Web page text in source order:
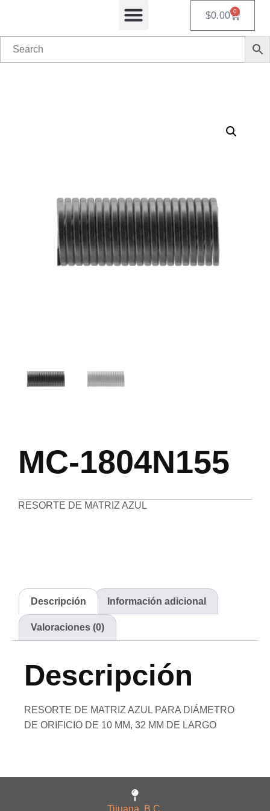
$0.00 0
MC-1804N155
RESORTE DE MATRIZ AZUL
Descripción Información adicional
Valoraciones (0)
Descripción
RESORTE DE MATRIZ AZUL PARA DIÁMETRO
DE ORIFICIO DE 10 MM, 32 MM DE LARGO